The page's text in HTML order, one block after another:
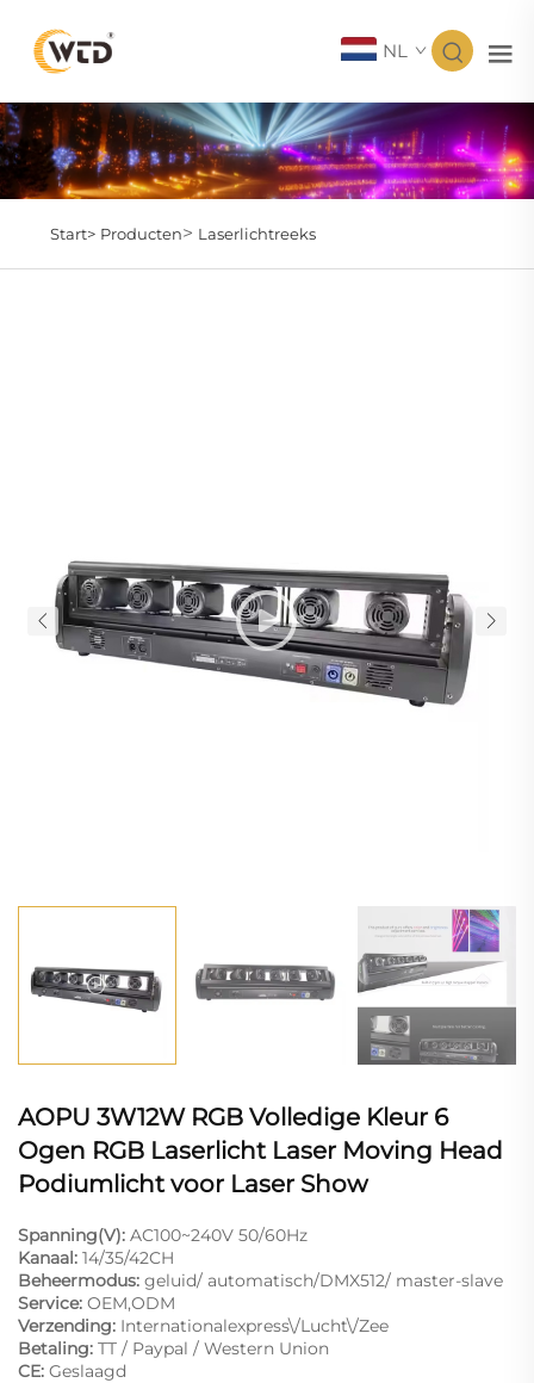
NL
Start> Producten> Laserlichtreeks
AOPU 3W12W RGB Volledige Kleur 6
Ogen RGB Laserlicht Laser Moving Head
Podiumlicht voor Laser Show
Spanning(V): AC100~240V 50/60Hz
Kanaal: 14/35/42CH
Beheermodus: geluid/ automatisch/DMX512/ master-slave
Service: OEM,ODM
Verzending: Internationalexpress\/Lucht\/Zee
Betaling: TT / Paypal / Western Union
CE: Geslaagd